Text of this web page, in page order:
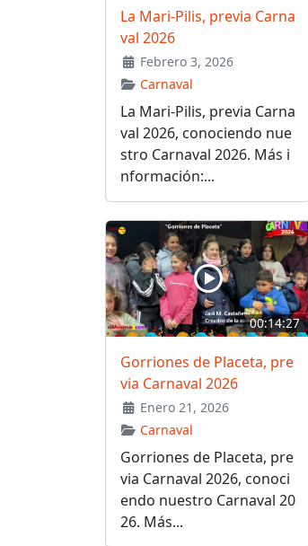
La Mari-Pilis, previa Carna
val 2026
Febrero 3, 2026
Carnaval
La Mari-Pilis, previa Carna
val 2026, conociendo nue
stro Carnaval 2026. Más i
nformación:...
00:14:27
Gorriones de Placeta, pre
via Carnaval 2026
Enero 21, 2026
Carnaval
Gorriones de Placeta, pre
via Carnaval 2026, conoci
endo nuestro Carnaval 20
26. Más...